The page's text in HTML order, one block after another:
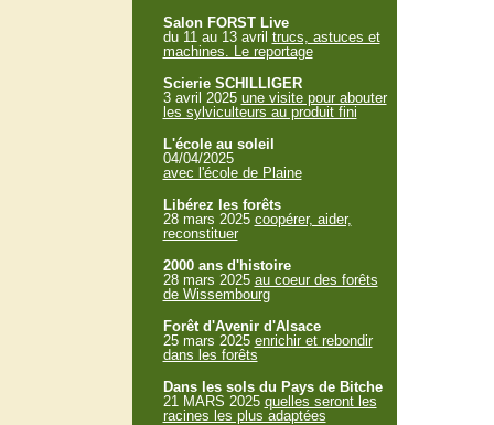
Salon FORST Live
du 11 au 13 avril trucs, astuces et
machines. Le reportage
Scierie SCHILLIGER
3 avril 2025 une visite pour abouter
les sylviculteurs au produit fini
L'école au soleil
04/04/2025
avec l'école de Plaine
Libérez les forêts
28 mars 2025 coopérer, aider,
reconstituer
2000 ans d'histoire
28 mars 2025 au coeur des forêts
de Wissembourg
Forêt d'Avenir d'Alsace
25 mars 2025 enrichir et rebondir
dans les forêts
Dans les sols du Pays de Bitche
21 MARS 2025 quelles seront les
racines les plus adaptées